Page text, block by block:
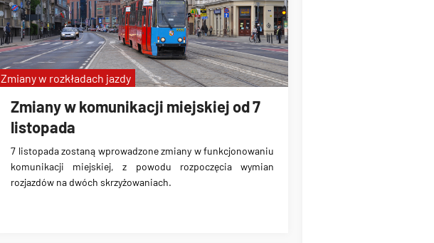
Zmiany w komunikacji miejskiej od 7
listopada
7 listopada zostaną wprowadzone zmiany w funkcjonowaniu
komunikacji miejskiej, z powodu rozpoczęcia wymian
rozjazdów na dwóch skrzyżowaniach.
Zmiany w rozkładach jazdy